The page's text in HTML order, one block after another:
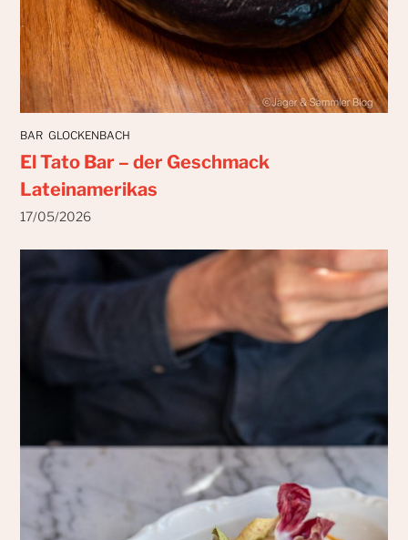
BAR GLOCKENBACH
El Tato Bar – der Geschmack
Lateinamerikas
17/05/2026